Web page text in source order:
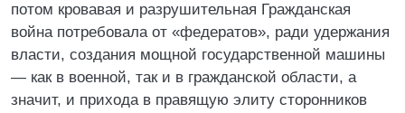
потом кровавая и разрушительная Гражданская
война потребовала от «федератов», ради удержания
власти, создания мощной государственной машины
— как в военной, так и в гражданской области, а
значит, и прихода в правящую элиту сторонников